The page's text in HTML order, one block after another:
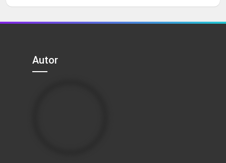
5
original
era:
atual
é:
Autor